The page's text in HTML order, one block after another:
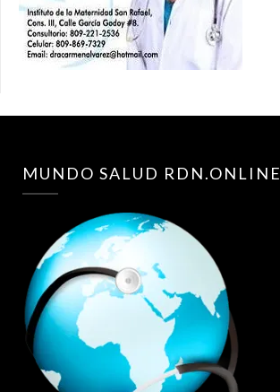
MUNDO SALUD RDN.ONLINE